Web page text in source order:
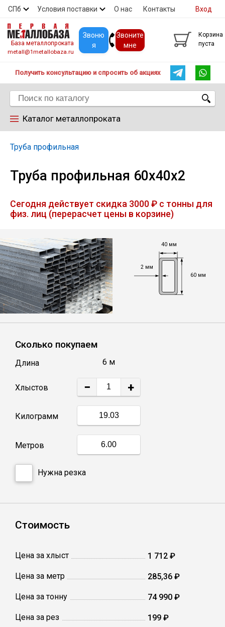
СПб Условия поставки О нас Контакты
Скидки Прайс Покупателям
Вход
База металлопроката
metall@1metallobaza.ru
Звоню
я
Звоните
мне
Корзина
пуста
Получить консультацию и спросить об акциях
Каталог металлопроката
Арматура
Труба профильная
Труба
Уголок
Балка
Швеллер
Катанка
Профлист
Винтовые сваи
Сетка кладочная
Круги абразивные
Труба профильная
Труба профильная 60х40х2
Сегодня действует скидка 3000 ₽ с тонны для
физ. лиц (перерасчет цены в корзине)
2 мм
60 мм
40 мм
Сколько покупаем
Длина 6 м
Хлыстов − +
Килограмм
Метров
Нужна резка
Стоимость
Цена за хлыст 1 712 ₽
Цена за метр 285,36 ₽
Цена за тонну 74 990 ₽
Цена за рез 199 ₽